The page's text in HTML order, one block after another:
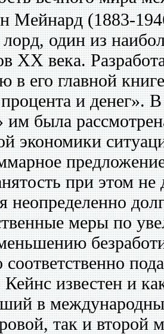
Мейнард(1883-
лорд, один из
XX века.
в его главной
и денег».
им была
экономики
при этом не
неопределенно
меры по
соответственно
известен и
в
так и второй